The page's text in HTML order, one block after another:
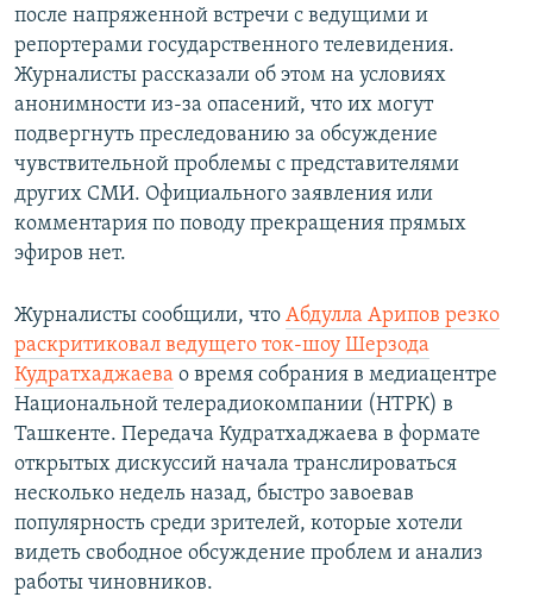
после напряженной встречи с ведущими и
репортерами государственного телевидения.
Журналисты рассказали об этом на условиях
анонимности из-за опасений, что их могут
подвергнуть преследованию за обсуждение
чувствительной проблемы с представителями
других СМИ. Официального заявления или
комментария по поводу прекращения прямых
эфиров нет.
Журналисты сообщили, что Абдулла Арипов резко
раскритиковал ведущего ток-шоу Шерзода
Кудратхаджаева о время собрания в медиацентре
Национальной телерадиокомпании (НТРК) в
Ташкенте. Передача Кудратхаджаева в формате
открытых дискуссий начала транслироваться
несколько недель назад, быстро завоевав
популярность среди зрителей, которые хотели
видеть свободное обсуждение проблем и анализ
работы чиновников.